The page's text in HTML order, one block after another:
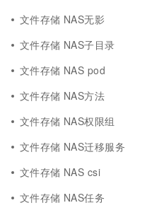
文件存储 NAS无影
文件存储 NAS子目录
文件存储 NAS pod
文件存储 NAS方法
文件存储 NAS权限组
文件存储 NAS迁移服务
文件存储 NAS csi
文件存储 NAS任务